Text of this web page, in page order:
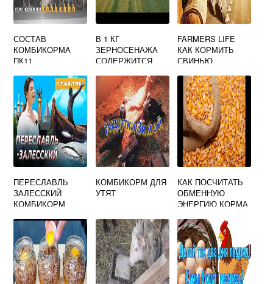
СОСТАВ
КОМБИКОРМА
ПК11
В 1 КГ
ЗЕРНОСЕНАЖА
СОДЕРЖИТСЯ
ЕДИНИЦ
FARMERS LIFE
КАК КОРМИТЬ
СВИНЬЮ
ПЕРЕСЛАВЛЬ
ЗАЛЕССКИЙ
КОМБИКОРМ
КОМБИКОРМ ДЛЯ
УТЯТ
КАК ПОСЧИТАТЬ
ОБМЕННУЮ
ЭНЕРГИЮ КОРМА